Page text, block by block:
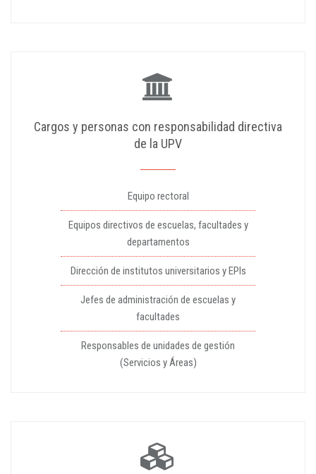
Cargos y personas con responsabilidad directiva
de la UPV
Equipo rectoral
Equipos directivos de escuelas, facultades y
departamentos
Dirección de institutos universitarios y EPIs
Jefes de administración de escuelas y
facultades
Responsables de unidades de gestión
(Servicios y Áreas)